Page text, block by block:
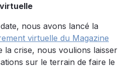
nous avons lancé la
virtuelle du Magazine
crise, nous voulions laisser
sur le terrain de faire le